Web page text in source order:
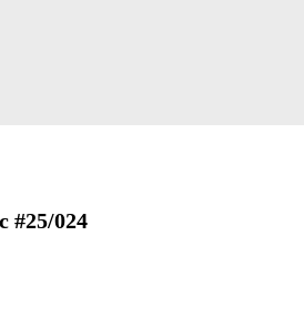
#25/024